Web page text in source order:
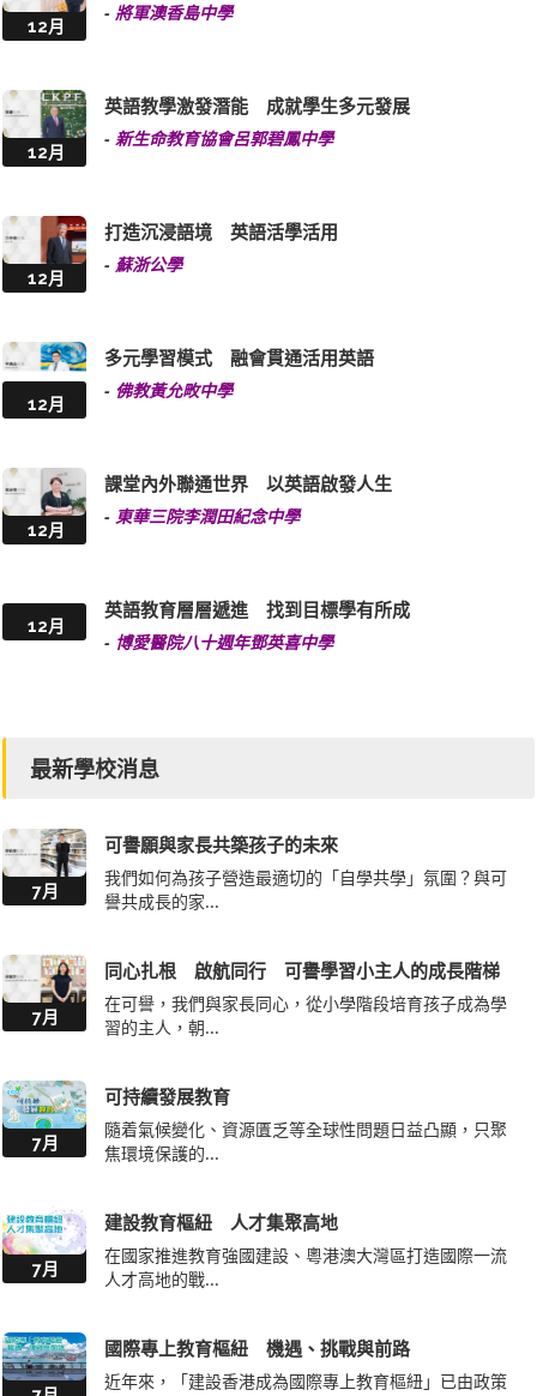
12月
- 將軍澳香島中學
12月
英語教學激發潛能 成就學生多元發展
- 新生命教育協會呂郭碧鳳中學
12月
打造沉浸語境 英語活學活用
- 蘇浙公學
12月
多元學習模式 融會貫通活用英語
- 佛教黃允畋中學
12月
課堂內外聯通世界 以英語啟發人生
- 東華三院李潤田紀念中學
12月
英語教育層層遞進 找到目標學有所成
- 博愛醫院八十週年鄧英喜中學
最新學校消息
7月
可譽願與家長共築孩子的未來
我們如何為孩子營造最適切的「自學共學」氛圍？與可
譽共成長的家...
7月
同心扎根 啟航同行 可譽學習小主人的成長階梯
在可譽，我們與家長同心，從小學階段培育孩子成為學
習的主人，朝...
7月
可持續發展教育
隨着氣候變化、資源匱乏等全球性問題日益凸顯，只聚
焦環境保護的...
7月
建設教育樞紐 人才集聚高地
在國家推進教育強國建設、粵港澳大灣區打造國際一流
人才高地的戰...
國際專上教育樞紐 機遇、挑戰與前路
近年來，「建設香港成為國際專上教育樞紐」已由政策